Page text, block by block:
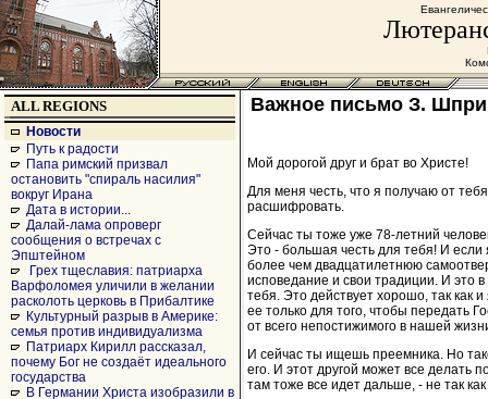
ALL REGIONS
Новости
Путь к радости
Папа римский призвал
остановить "спираль насилия"
вокруг Ирана
Дата в истории...
Далай-лама опроверг
сообщения о встречах с
Эпштейном
Грех тщеславия: патриарха
Варфоломея уличили в желании
расколоть церковь в Прибалтике
Культурный разрыв в Америке:
семья против индивидуализма
Патриарх Кирилл рассказал,
почему Бог не создаёт идеального
государства
В Германии Христа изобразили в
Важное письмо З.
Мой дорогой друг и брат во Христе!
Для меня честь, что я получаю от
расшифровать.
Сейчас ты тоже уже 78-летний
Это - большая честь для тебя! И если
более чем двадцатилетнюю
исповедание и свои традиции. И это
тебя. Это действует хорошо, так
ее только для того, чтобы передать
от всего непостижимого в нашей
И сейчас ты ищешь преемника. Но
его. И этот другой может все делать
там тоже все идет дальше, - не так